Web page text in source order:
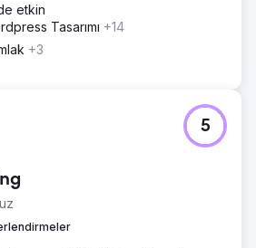
etkin
Tasarımı +14
+3
5